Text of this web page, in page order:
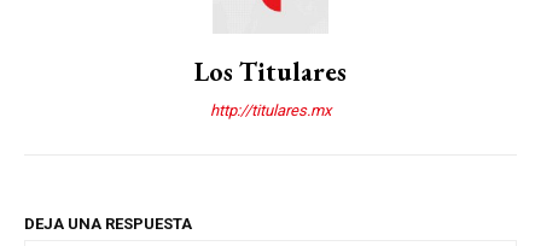
Los Titulares
http://titulares.mx
DEJA UNA RESPUESTA